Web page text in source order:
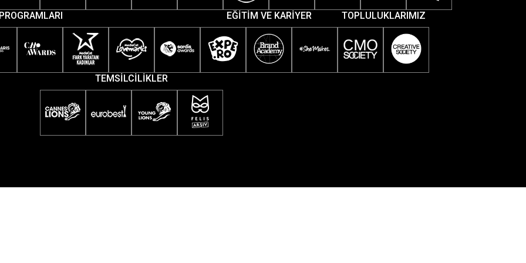
EĞİTİM VE KARİYER TOPLULUKLARIMIZ
TEMSİLCİLİKLER